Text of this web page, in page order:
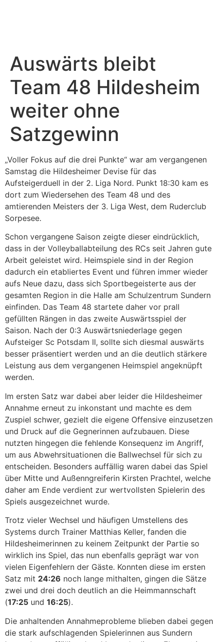
Auswärts bleibt
Team 48 Hildesheim
weiter ohne
Satzgewinn
„Voller Fokus auf die drei Punkte“ war am vergangenen
Samstag die Hildesheimer Devise für das
Aufsteigerduell in der 2. Liga Nord. Punkt 18:30 kam es
dort zum Wiedersehen des Team 48 und des
amtierenden Meisters der 3. Liga West, dem Ruderclub
Sorpesee.
Schon vergangene Saison zeigte dieser eindrücklich,
dass in der Volleyballabteilung des RCs seit Jahren gute
Arbeit geleistet wird. Heimspiele sind in der Region
dadurch ein etabliertes Event und führen immer wieder
aufs Neue dazu, dass sich Sportbegeisterte aus der
gesamten Region in die Halle am Schulzentrum Sundern
einfinden. Das Team 48 startete daher vor prall
gefüllten Rängen in das zweite Auswärtsspiel der
Saison. Nach der 0:3 Auswärtsniederlage gegen
Aufsteiger Sc Potsdam II, sollte sich diesmal auswärts
besser präsentiert werden und an die deutlich stärkere
Leistung aus dem vergangenen Heimspiel angeknüpft
werden.
Im ersten Satz war dabei aber leider die Hildesheimer
Annahme erneut zu inkonstant und machte es dem
Zuspiel schwer, gezielt die eigene Offensive einzusetzen
und Druck auf die Gegnerinnen aufzubauen. Diese
nutzten hingegen die fehlende Konsequenz im Angriff,
um aus Abwehrsituationen die Ballwechsel für sich zu
entscheiden. Besonders auffällig waren dabei das Spiel
über Mitte und Außenngreiferin Kirsten Prachtel, welche
daher am Ende verdient zur wertvollsten Spielerin des
Spiels ausgezeichnet wurde.
Trotz vieler Wechsel und häufigen Umstellens des
Systems durch Trainer Matthias Keller, fanden die
Hildesheimerinnen zu keinem Zeitpunkt der Partie so
wirklich ins Spiel, das nun ebenfalls geprägt war von
vielen Eigenfehlern der Gäste. Konnten diese im ersten
Satz mit 24:26 noch lange mithalten, gingen die Sätze
zwei und drei doch deutlich an die Heimmannschaft
(17:25 und 16:25).
Die anhaltenden Annahmeprobleme blieben dabei gegen
die stark aufschlagenden Spielerinnen aus Sundern